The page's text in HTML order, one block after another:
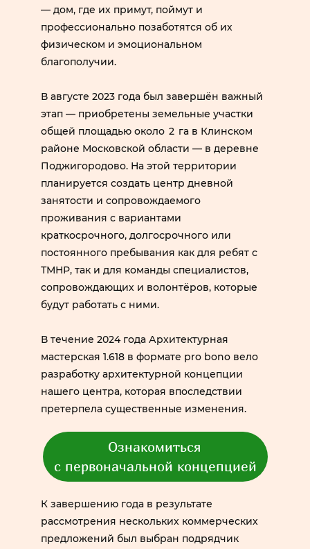
— дом, где их примут, поймут и
профессионально позаботятся об их
физическом и эмоциональном
благополучии.
В августе 2023 года был завершён важный
этап — приобретены земельные участки
общей площадью около 2 га в Клинском
районе Московской области — в деревне
Поджигородово. На этой территории
планируется создать центр дневной
занятости и сопровождаемого
проживания с вариантами
краткосрочного, долгосрочного или
постоянного пребывания как для ребят с
ТМНР, так и для команды специалистов,
сопровождающих и волонтёров, которые
будут работать с ними.
В течение 2024 года Архитектурная
мастерская 1.618 в формате pro bono вело
разработку архитектурной концепции
нашего центра, которая впоследствии
претерпела существенные изменения.
Ознакомиться
с первоначальной концепцией
К завершению года в результате
рассмотрения нескольких коммерческих
предложений был выбран подрядчик